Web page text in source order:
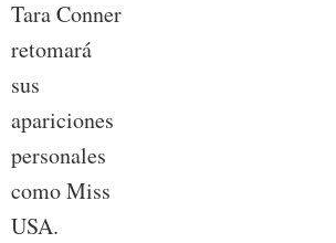
Tara Conner
retomará
sus
apariciones
personales
como Miss
USA.